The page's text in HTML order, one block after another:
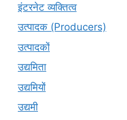
इंटरनेट व्यक्तित्व
उत्पादक (Producers)
उत्पादकों
उद्यमिता
उद्यमियों
उद्यमी